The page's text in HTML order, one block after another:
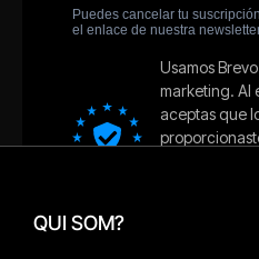
QUI SOM?